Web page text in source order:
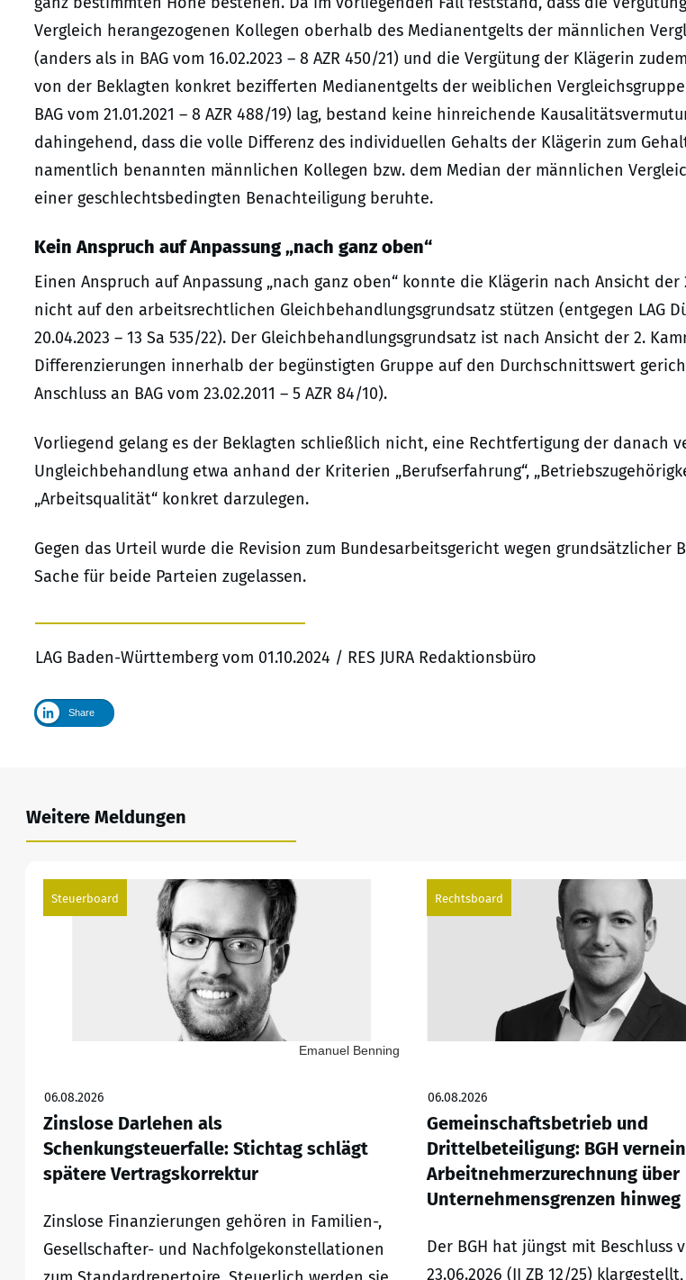
Vergleich herangezogenen Kollegen oberhalb des Medianentgelts der männlichen
(anders als in BAG vom 16.02.2023 – 8 AZR 450/21) und die Vergütung der Klägerin
von der Beklagten konkret bezifferten Medianentgelts der weiblichen
BAG vom 21.01.2021 – 8 AZR 488/19) lag, bestand keine hinreichende
dahingehend, dass die volle Differenz des individuellen Gehalts der Klägerin zum
namentlich benannten männlichen Kollegen bzw. dem Median der männlichen
einer geschlechtsbedingten Benachteiligung beruhte.
Kein Anspruch auf Anpassung „nach ganz oben“
Einen Anspruch auf Anpassung „nach ganz oben“ konnte die Klägerin nach Ansicht der
nicht auf den arbeitsrechtlichen Gleichbehandlungsgrundsatz stützen (entgegen LAG
20.04.2023 – 13 Sa 535/22). Der Gleichbehandlungsgrundsatz ist nach Ansicht der 2.
Differenzierungen innerhalb der begünstigten Gruppe auf den Durchschnittswert
Anschluss an BAG vom 23.02.2011 – 5 AZR 84/10).
Vorliegend gelang es der Beklagten schließlich nicht, eine Rechtfertigung der danach
Ungleichbehandlung etwa anhand der Kriterien „Berufserfahrung“,
„Arbeitsqualität“ konkret darzulegen.
Gegen das Urteil wurde die Revision zum Bundesarbeitsgericht wegen grundsätzlicher
Sache für beide Parteien zugelassen.
LAG Baden-Württemberg vom 01.10.2024 / RES JURA Redaktionsbüro
Share
Weitere Meldungen
Steuerboard
Emanuel Benning
06.08.2026
Zinslose Darlehen als
Schenkungsteuerfalle: Stichtag schlägt
spätere Vertragskorrektur
Zinslose Finanzierungen gehören in Familien-,
Gesellschafter- und Nachfolgekonstellationen
Rechtsboard
06.08.2026
Gemeinschaftsbetrieb und
Drittelbeteiligung: BGH
Arbeitnehmerzurechnung über
Unternehmensgrenzen hinweg
Der BGH hat jüngst mit Beschluss
23.06.2026 (II ZB 12/25)